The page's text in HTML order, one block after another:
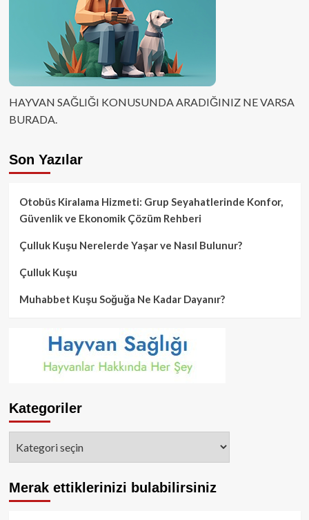
HAYVAN SAĞLIĞI KONUSUNDA ARADIĞINIZ NE VARSA
BURADA.
Son Yazılar
Otobüs Kiralama Hizmeti: Grup Seyahatlerinde Konfor,
Güvenlik ve Ekonomik Çözüm Rehberi
Çulluk Kuşu Nerelerde Yaşar ve Nasıl Bulunur?
Çulluk Kuşu
Muhabbet Kuşu Soğuğa Ne Kadar Dayanır?
Kategoriler
Merak ettiklerinizi bulabilirsiniz